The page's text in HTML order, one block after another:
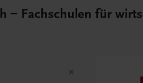
– Fachschulen für